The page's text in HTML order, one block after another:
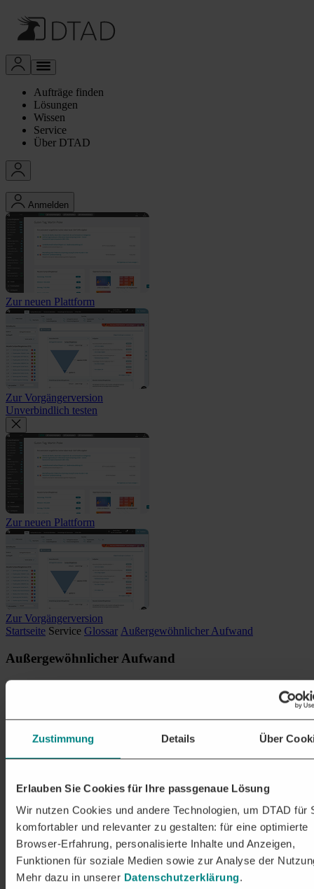
Zustimmung Details Über
Erlauben Sie Cookies für Ihre passgenaue Lösung
Wir nutzen Cookies und andere Technologien, um DTAD für
komfortabler und relevanter zu gestalten: für eine optimierte
Browser-Erfahrung, personalisierte Inhalte und Anzeigen,
Funktionen für soziale Medien sowie zur Analyse der
Mehr dazu in unserer Datenschutzerklärung.
Aufträge finden
Lösungen
Wissen
Service
Über DTAD
Anmelden
Zur neuen Plattform
Zur Vorgängerversion
Unverbindlich testen
Zur neuen Plattform
Zur Vorgängerversion
Startseite Service Glossar Außergewöhnlicher Aufwand
Außergewöhnlicher Aufwand
„Außergewöhnliche hoher Aufwand“ meint jenen des Bieters bei
der Angebotserstellung. Er rechtfertigt im Unterschwellenbereich
Teilnahmewettbewerb(vgl. § 3a Abs. 3 VOB/A).
DIE DTAD PLATTFORM
BLICK
Erhalten Sie relevante Projekte & Aufträge in den frühen
Stadien der Vergabe:
Auftragschancen in über 250 Branchen
Nationale und EU-weite Ausschreibungen passgenau für Ihr
Unternehmen